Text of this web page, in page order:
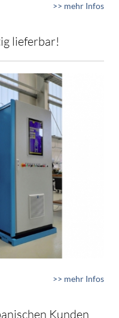
>> mehr Infos
lieferbar!
>> mehr Infos
Kunden